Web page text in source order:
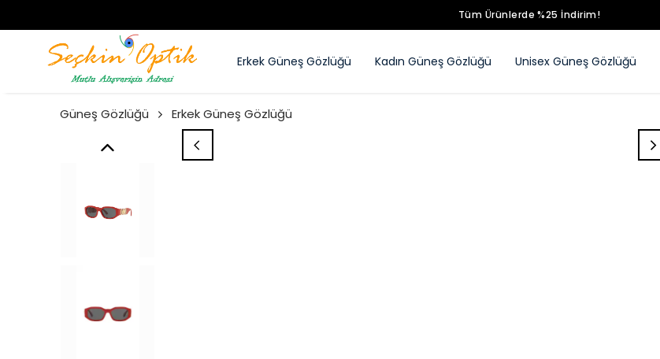
Tüm Ürünlerde %25 İndirim!
Erkek Güneş Gözlüğü Kadın Güneş Gözlüğü Unisex Güneş Gözlüğü
Güneş Gözlüğü Erkek Güneş Gözlüğü